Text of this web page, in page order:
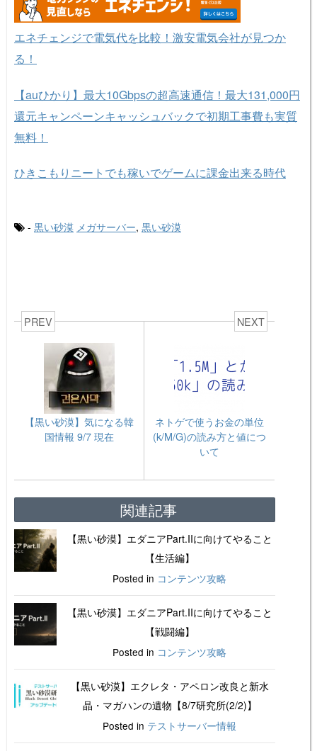
エネチェンジで電気代を比較！激安電気会社が見つか
る！
【auひかり】最大10Gbpsの超高速通信！最大131,000円
還元キャンペーンキャッシュバックで初期工事費も実質
無料！
ひきこもりニートでも稼いでゲームに課金出来る時代
- 黒い砂漠 メガサーバー, 黒い砂漠
PREV
【黒い砂漠】気になる韓
国情報 9/7 現在
NEXT
ネトゲで使うお金の単位
(k/M/G)の読み方と値につ
いて
関連記事
【黒い砂漠】エダニアPart.IIに向けてやること
【生活編】
Posted in コンテンツ攻略
【黒い砂漠】エダニアPart.IIに向けてやること
【戦闘編】
Posted in コンテンツ攻略
【黒い砂漠】エクレタ・アペロン改良と新水
晶・マガハンの遺物【8/7研究所(2/2)】
Posted in テストサーバー情報